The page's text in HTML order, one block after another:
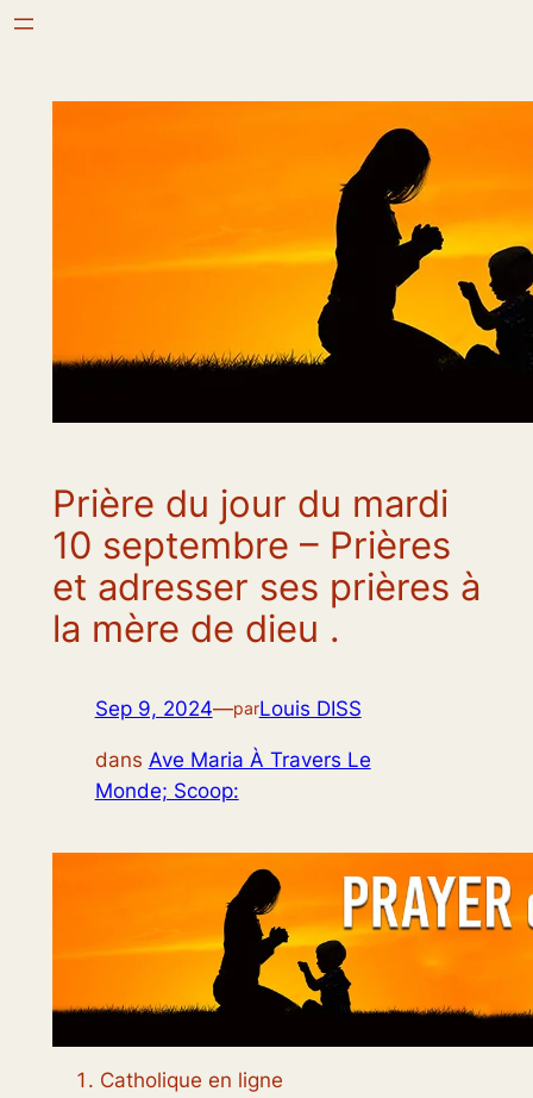
Aller
Prière du jour du mardi
10 septembre – Prières
et adresser ses prières à
la mère de dieu .
Sep 9, 2024—parLouis DISS
dans Ave Maria À Travers Le
Monde; Scoop:
Catholique en ligne